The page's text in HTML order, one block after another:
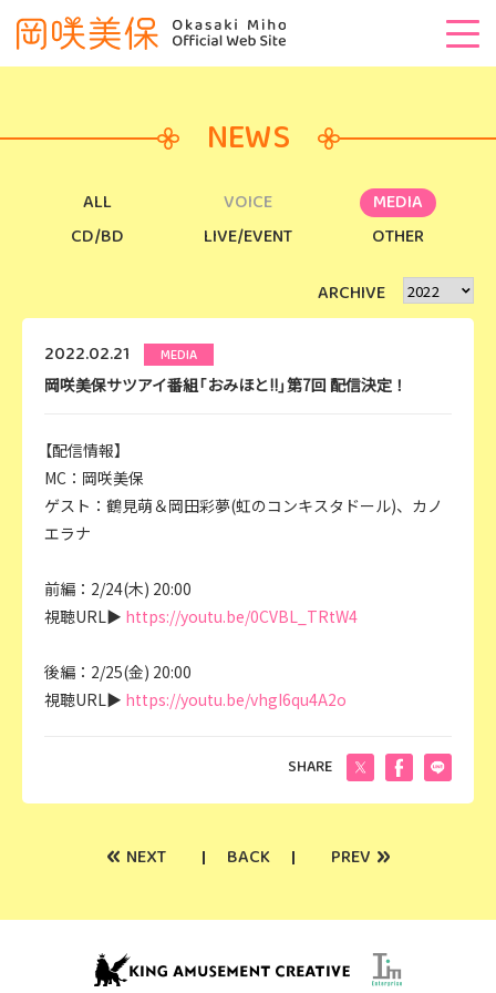
NEWS
ALL VOICE
MEDIA
CD/BD
LIVE/EVENT OTHER
ARCHIVE
2022.02.21 MEDIA
岡咲美保サツアイ番組「おみほと!!」第7回 配信決定！
【配信情報】
MC：岡咲美保
ゲスト：鶴見萌＆岡田彩夢(虹のコンキスタドール)、カノ
エラナ
前編：2/24(木) 20:00
視聴URL▶︎ https://youtu.be/0CVBL_TRtW4
後編：2/25(金) 20:00
視聴URL▶︎ https://youtu.be/vhgI6qu4A2o
SHARE
« NEXT BACK PREV »